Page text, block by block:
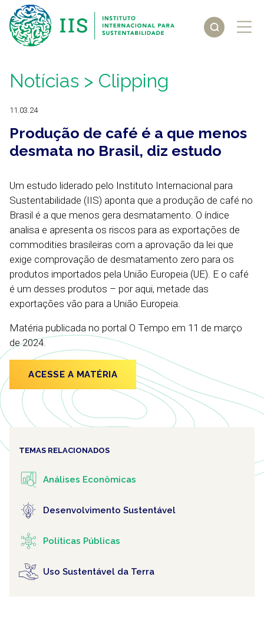
Notícias > Clipping
11.03.24
Produção de café é a que menos
desmata no Brasil, diz estudo
Um estudo liderado pelo Instituto Internacional para
Sustentabilidade (IIS) aponta que a produção de café no
Brasil é a que menos gera desmatamento. O índice
analisa e apresenta os riscos para as exportações de
commodities brasileiras com a aprovação da lei que
exige comprovação de desmatamento zero para os
produtos importados pela União Europeia (UE). E o café
é um desses produtos – por aqui, metade das
exportações vão para a União Europeia.
Matéria publicada no portal O Tempo em 11 de março
de 2024.
ACESSE A MATÉRIA
TEMAS RELACIONADOS
Análises Econômicas
Desenvolvimento Sustentável
Políticas Públicas
Uso Sustentável da Terra